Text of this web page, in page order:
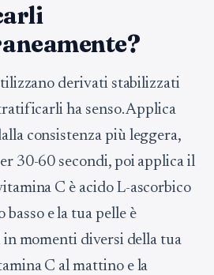
derivati stabilizzati
ha senso. Applica
consistenza più leggera,
30-60 secondi, poi applica il
C è acido L-ascorbico
e la tua pelle è
momenti diversi della tua
C al mattino e la